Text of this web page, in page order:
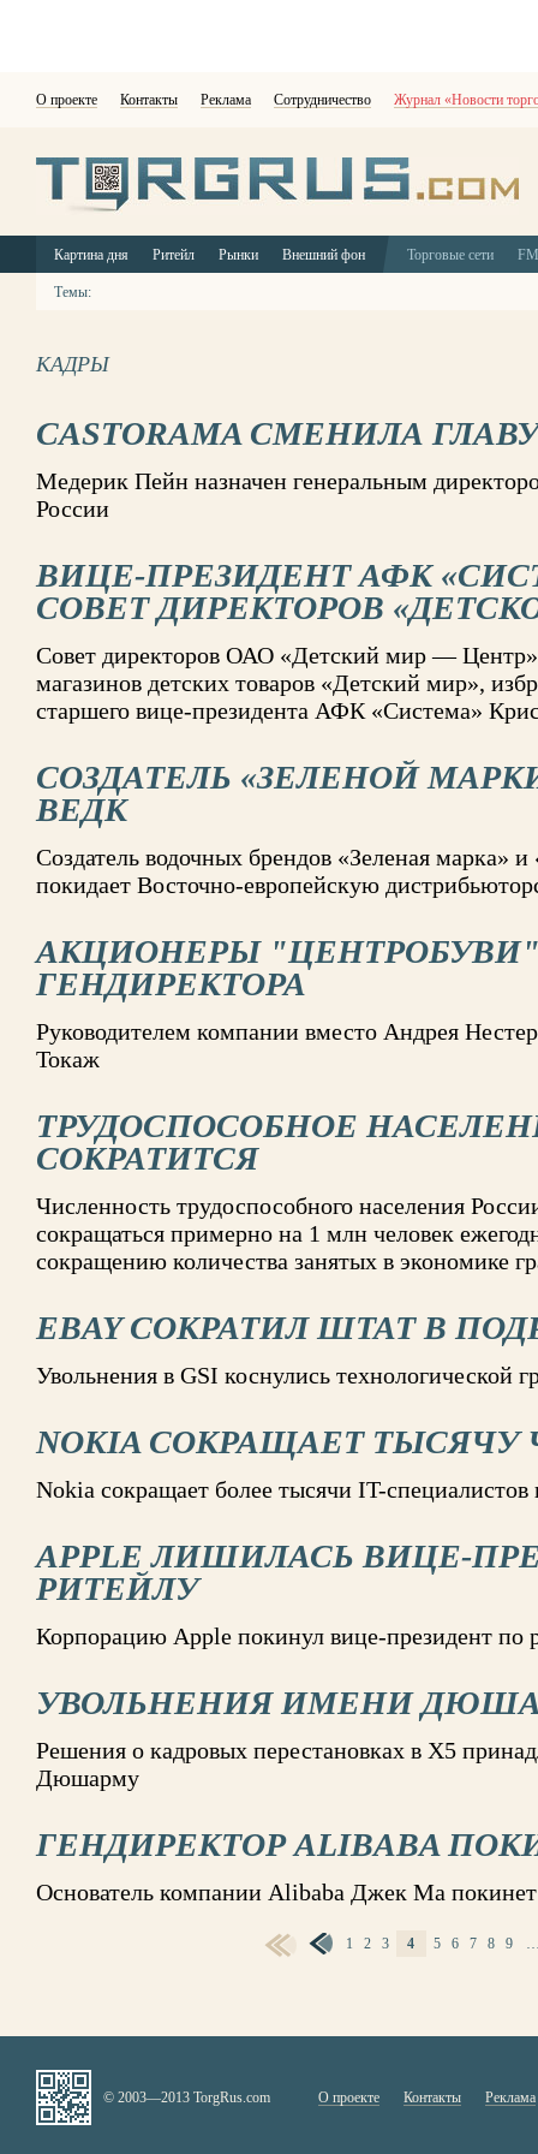
О проекте Контакты Реклама Сотрудничество Журнал «Новости
Картина дня Ритейл Рынки Внешний фон Торговые сети
Темы:
КАДРЫ
CASTORAMA СМЕНИЛА
Медерик Пейн назначен генеральным
России
ВИЦЕ-ПРЕЗИДЕНТ АФК
СОВЕТ ДИРЕКТОРОВ
Совет директоров ОАО «Детский мир —
магазинов детских товаров «Детский мир»,
старшего вице-президента АФК «Система»
СОЗДАТЕЛЬ «ЗЕЛЕНОЙ
ВЕДК
Создатель водочных брендов «Зеленая марка»
покидает Восточно-европейскую
АКЦИОНЕРЫ
ГЕНДИРЕКТОРА
Руководителем компании вместо Андрея
Токаж
ТРУДОСПОСОБНОЕ
СОКРАТИТСЯ
Численность трудоспособного населения
сокращаться примерно на 1 млн человек
сокращению количества занятых в экономике
EBAY СОКРАТИЛ ШТАТ В
Увольнения в GSI коснулись технологической
NOKIA СОКРАЩАЕТ ТЫСЯЧУ
Nokia сокращает более тысячи IT-специалистов
APPLE ЛИШИЛАСЬ ВИЦЕ-
РИТЕЙЛУ
Корпорацию Apple покинул вице-президент
УВОЛЬНЕНИЯ ИМЕНИ
Решения о кадровых перестановках в X5
Дюшарму
ГЕНДИРЕКТОР ALIBABA
Основатель компании Alibaba Джек Ма покинет
1 2 3 4 5 6 7 8 9
© 2003—2013 TorgRus.com О проекте Контакты Реклама